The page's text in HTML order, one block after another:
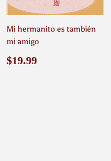
Mi hermanito es también
mi amigo
Precio
$19.99